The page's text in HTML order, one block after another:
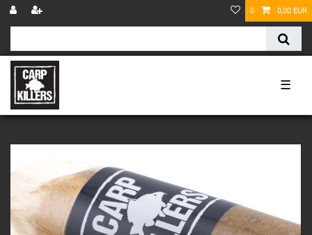
0 0,00 EUR
☰